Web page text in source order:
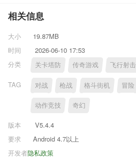
相关信息
大小
19.87MB
时间
2026-06-10 17:53
分类
关卡塔防 传奇游戏 飞行射击
TAG 对战 枪战 格斗街机 冒险
动作竞技 奇幻
版本
V5.4.4
要求
Android 4.7以上
隐私政策
开发者